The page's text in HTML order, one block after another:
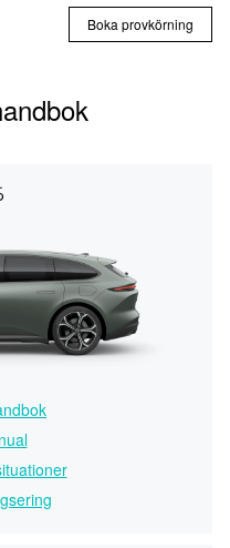
Boka provkörning